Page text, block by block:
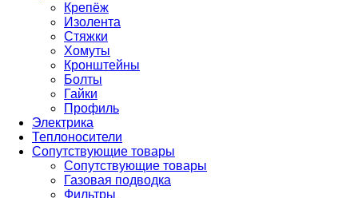
Крепёж
Изолента
Стяжки
Хомуты
Кронштейны
Болты
Гайки
Профиль
Электрика
Теплоносители
Сопутствующие товары
Сопутствующие товары
Газовая подводка
Фильтры